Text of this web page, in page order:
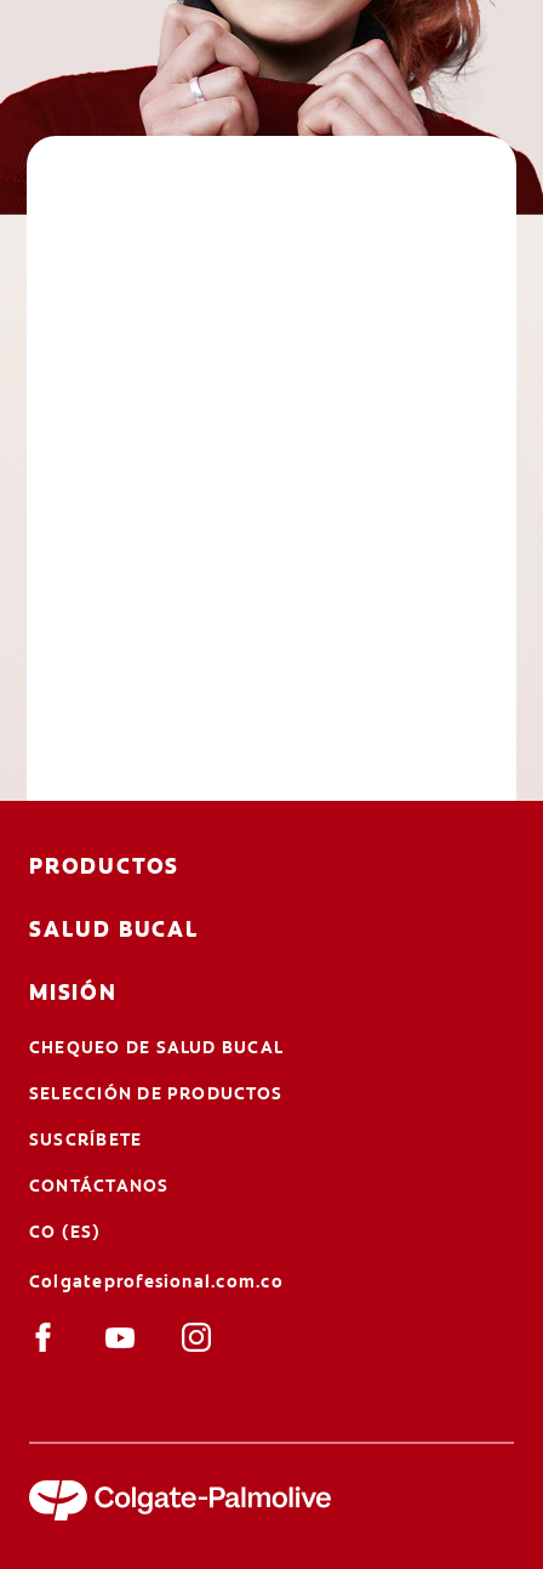
PRODUCTOS
SALUD BUCAL
MISIÓN
CHEQUEO DE SALUD BUCAL
SELECCIÓN DE PRODUCTOS
SUSCRÍBETE
CONTÁCTANOS
CO (ES)
Colgateprofesional.com.co